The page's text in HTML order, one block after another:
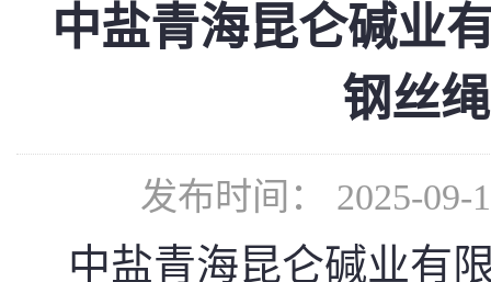
中盐青海昆仑碱业
钢丝
发布时间： 2025-
中盐青海昆仑碱业有